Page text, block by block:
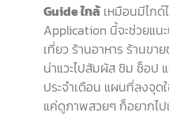
Guide ใกล้ เหมือนมีไกด์
Application นี้จะช่วยแน
เที่ยว ร้านอาหาร ร้านข
น่าแวะไปสัมผัส ชิม ช็อป
ประจำเดือน แผนที่ลงจุด
แค่ดูภาพสวยๆ ก็อยากไ